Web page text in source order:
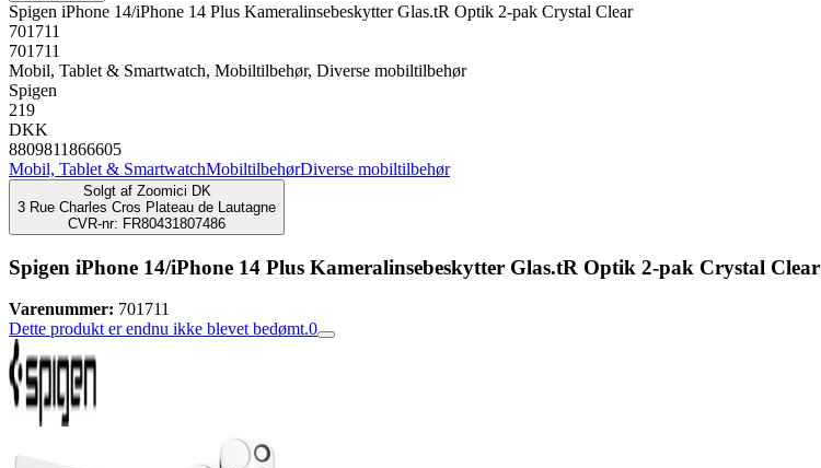
Spigen iPhone 14/iPhone 14 Plus Kameralinsebeskytter Glas.tR Optik 2-pak Crystal Clear
701711
701711
Mobil, Tablet & Smartwatch, Mobiltilbehør, Diverse mobiltilbehør
Spigen
219
DKK
8809811866605
Mobil, Tablet & SmartwatchMobiltilbehørDiverse mobiltilbehør
Solgt af Zoomici DK
3 Rue Charles Cros Plateau de Lautagne
CVR-nr: FR80431807486
Spigen iPhone 14/iPhone 14 Plus Kameralinsebeskytter Glas.tR Optik 2-pak Crystal Clear
Varenummer: 701711
Dette produkt er endnu ikke blevet bedømt.0